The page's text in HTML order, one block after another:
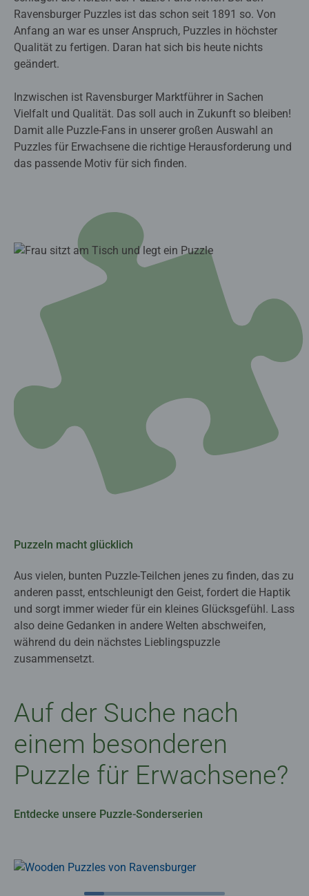
Ravensburger Puzzles ist das schon seit 1891 so. Von
Anfang an war es unser Anspruch, Puzzles in höchster
Qualität zu fertigen. Daran hat sich bis heute nichts
geändert.
Inzwischen ist Ravensburger Marktführer in Sachen
Vielfalt und Qualität. Das soll auch in Zukunft so bleiben!
Damit alle Puzzle-Fans in unserer großen Auswahl an
Puzzles für Erwachsene die richtige Herausforderung und
das passende Motiv für sich finden.
Puzzeln macht glücklich
Aus vielen, bunten Puzzle-Teilchen jenes zu finden, das zu
anderen passt, entschleunigt den Geist, fordert die Haptik
und sorgt immer wieder für ein kleines Glücksgefühl. Lass
also deine Gedanken in andere Welten abschweifen,
während du dein nächstes Lieblingspuzzle
zusammensetzt.
Auf der Suche nach
einem besonderen
Puzzle für Erwachsene?
Entdecke unsere Puzzle-Sonderserien